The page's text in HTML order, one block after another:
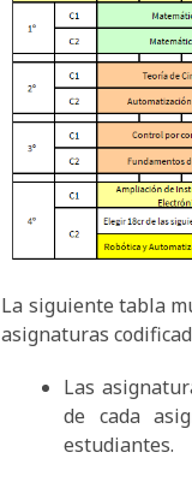
La siguiente tabla
asignaturas
Las
de cada
estudiantes.